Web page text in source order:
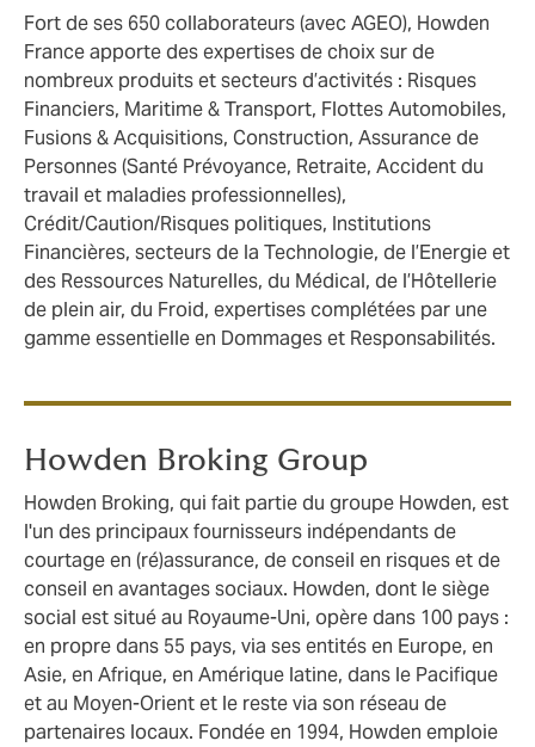
Fort de ses 650 collaborateurs (avec AGEO), Howden
France apporte des expertises de choix sur de
nombreux produits et secteurs d’activités : Risques
Financiers, Maritime & Transport, Flottes Automobiles,
Fusions & Acquisitions, Construction, Assurance de
Personnes (Santé Prévoyance, Retraite, Accident du
travail et maladies professionnelles),
Crédit/Caution/Risques politiques, Institutions
Financières, secteurs de la Technologie, de l’Energie et
des Ressources Naturelles, du Médical, de l’Hôtellerie
de plein air, du Froid, expertises complétées par une
gamme essentielle en Dommages et Responsabilités.
Howden Broking Group
Howden Broking, qui fait partie du groupe Howden, est
l'un des principaux fournisseurs indépendants de
courtage en (ré)assurance, de conseil en risques et de
conseil en avantages sociaux. Howden, dont le siège
social est situé au Royaume-Uni, opère dans 100 pays :
en propre dans 55 pays, via ses entités en Europe, en
Asie, en Afrique, en Amérique latine, dans le Pacifique
et au Moyen-Orient et le reste via son réseau de
partenaires locaux. Fondée en 1994, Howden emploie